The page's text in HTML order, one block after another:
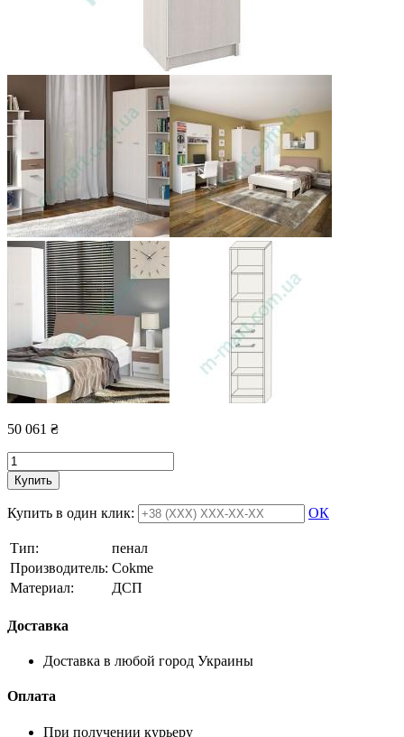
50 061 ₴
Купить
Купить в один клик: ОК
Тип:
пенал
Производитель: Cokme
Материал:
ДСП
Доставка
Доставка в любой город Украины
Оплата
При получении курьеру